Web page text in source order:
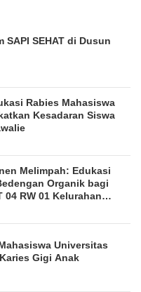
SAPI SEHAT di Dusun
Rabies Mahasiswa
Kesadaran Siswa
Melimpah: Edukasi
Organik bagi
04 RW 01 Kelurahan
Universitas
Gigi Anak